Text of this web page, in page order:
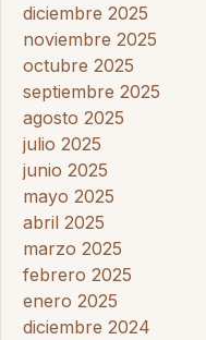
diciembre 2025
noviembre 2025
octubre 2025
septiembre 2025
agosto 2025
julio 2025
junio 2025
mayo 2025
abril 2025
marzo 2025
febrero 2025
enero 2025
diciembre 2024